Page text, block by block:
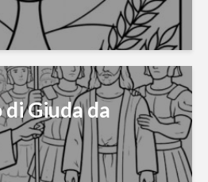
Giuda da